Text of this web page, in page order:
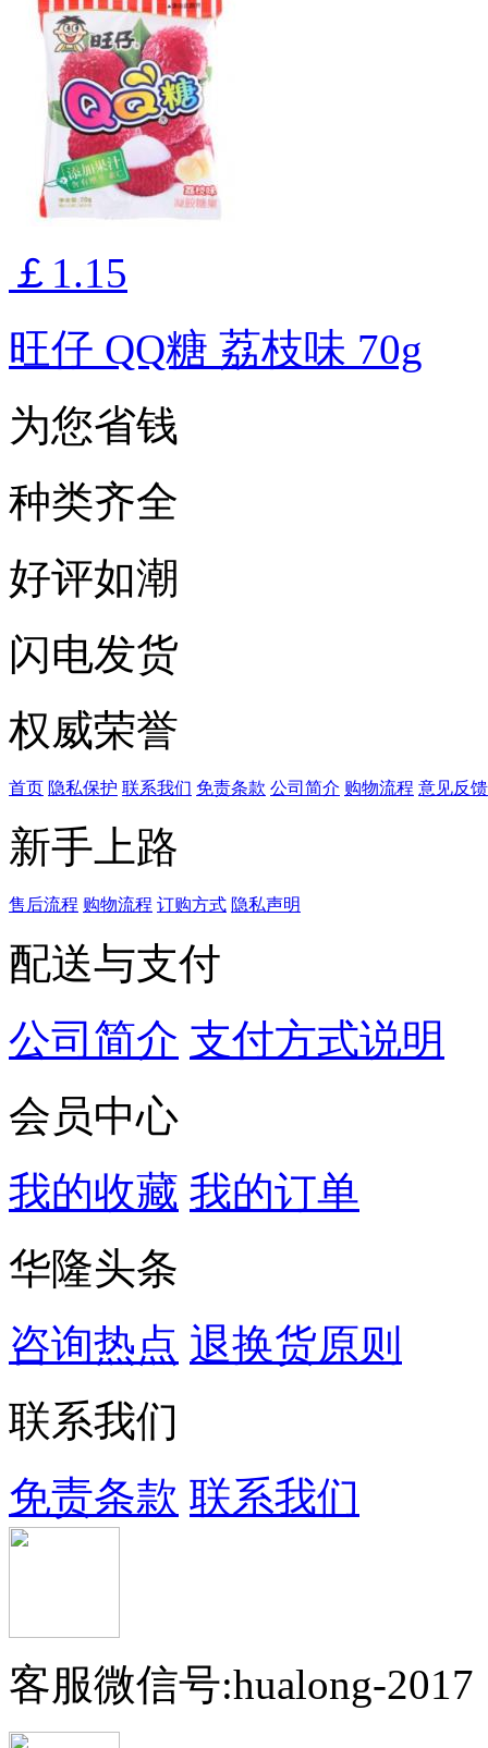
￡1.15
旺仔 QQ糖 荔枝味 70g
为您省钱
种类齐全
好评如潮
闪电发货
权威荣誉
首页 隐私保护 联系我们 免责条款 公司简介 购物流程 意见反馈
新手上路
售后流程 购物流程 订购方式 隐私声明
配送与支付
公司简介 支付方式说明
会员中心
我的收藏 我的订单
华隆头条
咨询热点 退换货原则
联系我们
免责条款 联系我们
客服微信号:hualong-2017